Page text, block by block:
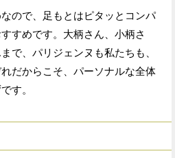
ので、足もとはピタッとコンパ
すめです。大柄さん、小柄さ
で、パリジェンヌも私たちも、
だからこそ、パーソナルな全体
す。